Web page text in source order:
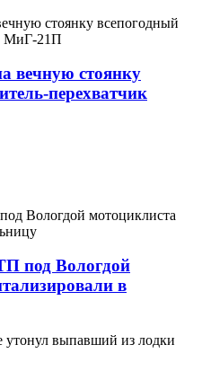
вечную стоянку
перехватчик
под Вологдой
в